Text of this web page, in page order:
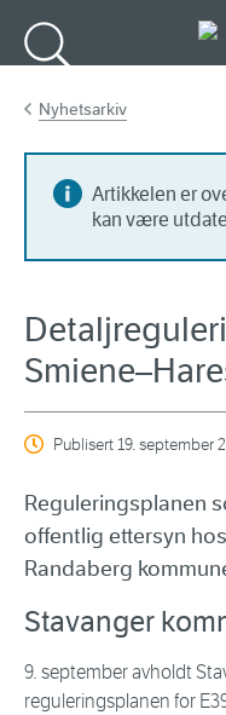
Nyhetsarkiv
Artikkelen er
kan være
Publisert19. september
Reguleringsplanen
offentlig ettersyn
Randaberg
Stavanger
9. september avholdt
reguleringsplanen for